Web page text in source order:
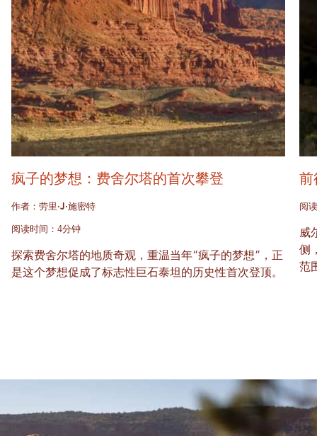
疯子的梦想：费舍尔塔的首次攀登
作者：劳里·J·施密特
阅读时间：4分钟
探索费舍尔塔的地质奇观，重温当年“疯子的梦想”，正
是这个梦想促成了标志性巨石泰坦的历史性首次登顶。
前
阅
威
侧
范